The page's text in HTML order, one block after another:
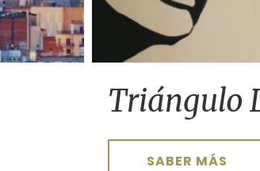
Triángulo
SABER MÁS